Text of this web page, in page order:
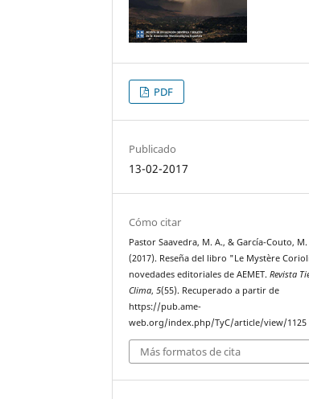
PDF
Publicado
13-02-2017
Cómo citar
Pastor Saavedra, M. A., & García-Couto,
(2017). Reseña del libro "Le Mystère
novedades editoriales de AEMET.Revista
Clima,5(55). Recuperado a partir de
https://pub.ame-
web.org/index.php/TyC/article/view/1125
Más formatos de cita